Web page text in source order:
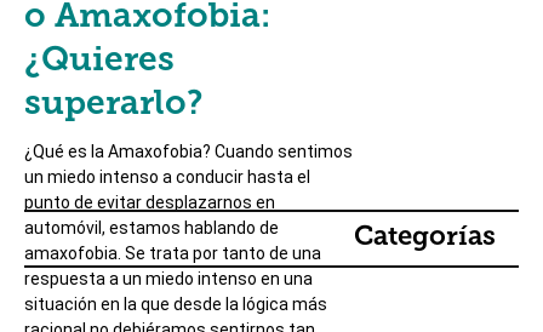
o Amaxofobia:
¿Quieres
superarlo?
¿Qué es la Amaxofobia? Cuando sentimos
un miedo intenso a conducir hasta el
punto de evitar desplazarnos en
automóvil, estamos hablando de
amaxofobia. Se trata por tanto de una
respuesta a un miedo intenso en una
situación en la que desde la lógica más
Categorías